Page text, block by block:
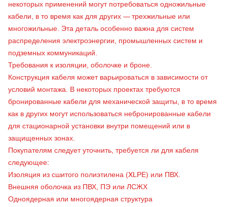
некоторых применений могут потребоваться одножильные
кабели, в то время как для других — трехжильные или
многожильные. Эта деталь особенно важна для систем
распределения электроэнергии, промышленных систем и
подземных коммуникаций.
Требования к изоляции, оболочке и броне.
Конструкция кабеля может варьироваться в зависимости от
условий монтажа. В некоторых проектах требуются
бронированные кабели для механической защиты, в то время
как в других могут использоваться небронированные кабели
для стационарной установки внутри помещений или в
защищенных зонах.
Покупателям следует уточнить, требуется ли для кабеля
следующее:
Изоляция из сшитого полиэтилена (XLPE) или ПВХ.
Внешняя оболочка из ПВХ, ПЭ или ЛСЖХ
Одноядерная или многоядерная структура